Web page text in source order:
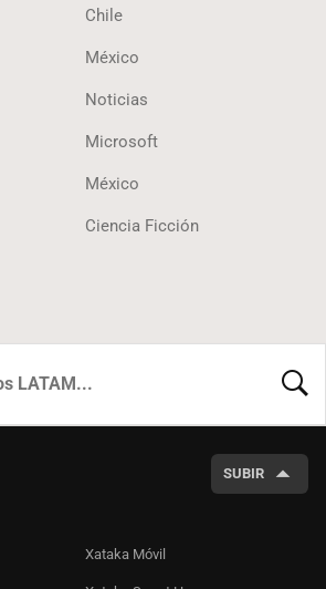
Chile
México
Noticias
Microsoft
México
Ciencia Ficción
SUBIR
Xataka Móvil